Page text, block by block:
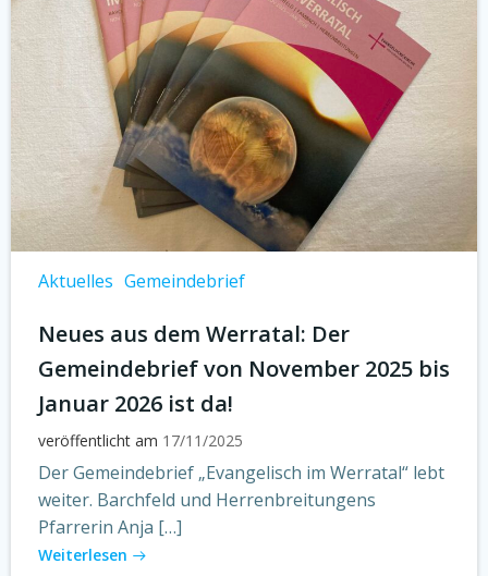
Aktuelles Gemeindebrief
Neues aus dem Werratal: Der
Gemeindebrief von November 2025 bis
Januar 2026 ist da!
veröffentlicht am 17/11/2025
Der Gemeindebrief „Evangelisch im Werratal“ lebt
weiter. Barchfeld und Herrenbreitungens
Pfarrerin Anja […]
Weiterlesen